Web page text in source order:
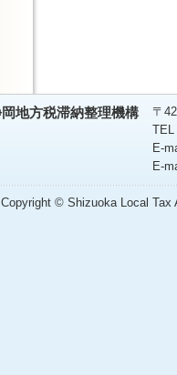
地方税滞納整理機構
〒
TEL
E-
E-
Copyright © Shizuoka Local Tax